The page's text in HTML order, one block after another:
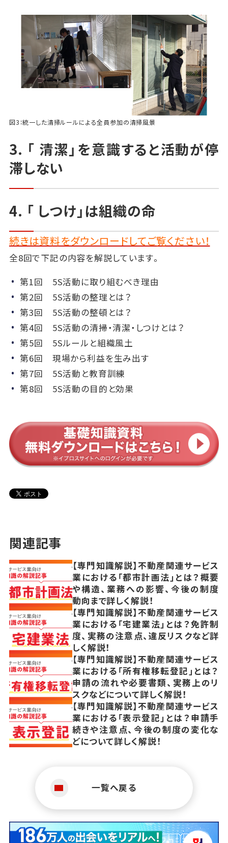
図3：統一した清掃ルールによる全員参加の清掃風景
3. 「 清潔」を意識すると活動が停
滞しない
4. 「 しつけ」は組織の命
続きは資料をダウンロードしてご覧ください！
全8回で下記の内容を解説しています。
第1回 5S活動に取り組むべき理由
第2回 5S活動の整理とは？
第3回 5S活動の整頓とは？
第4回 5S活動の清掃・清潔・しつけとは？
第5回 5Sルールと組織風土
第6回 現場から利益を生み出す
第7回 5S活動と教育訓練
第8回 5S活動の目的と効果
関連記事
【専門知識解説】不動産関連サービス
業における「都市計画法」とは？概要
や構造、業務への影響、今後の制度
動向まで詳しく解説！
【専門知識解説】不動産関連サービス
業における「宅建業法」とは？免許制
度、実務の注意点、違反リスクなど詳
しく解説！
【専門知識解説】不動産関連サービス
業における「所有権移転登記」とは？
申請の流れや必要書類、実務上のリ
スクなどについて詳しく解説！
【専門知識解説】不動産関連サービス
業における「表示登記」とは？申請手
続きや注意点、今後の制度の変化な
どについて詳しく解説！
一覧へ戻る